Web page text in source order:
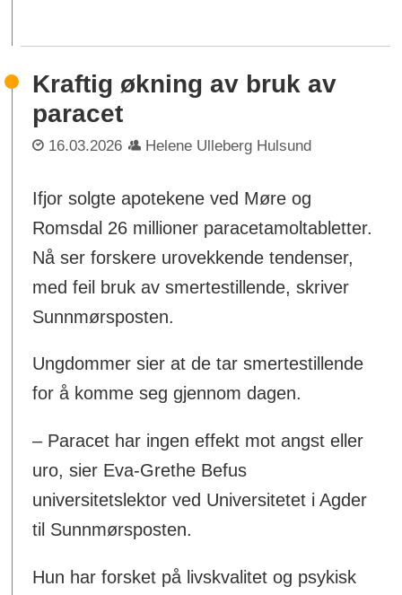
Kraftig økning av bruk av
paracet
16.03.2026 Helene Ulleberg Hulsund
Ifjor solgte apotekene ved Møre og
Romsdal 26 millioner paracetamoltabletter.
Nå ser forskere urovekkende tendenser,
med feil bruk av smertestillende, skriver
Sunnmørsposten.
Ungdommer sier at de tar smertestillende
for å komme seg gjennom dagen.
– Paracet har ingen effekt mot angst eller
uro, sier Eva-Grethe Befus
universitetslektor ved Universitetet i Agder
til Sunnmørsposten.
Hun har forsket på livskvalitet og psykisk